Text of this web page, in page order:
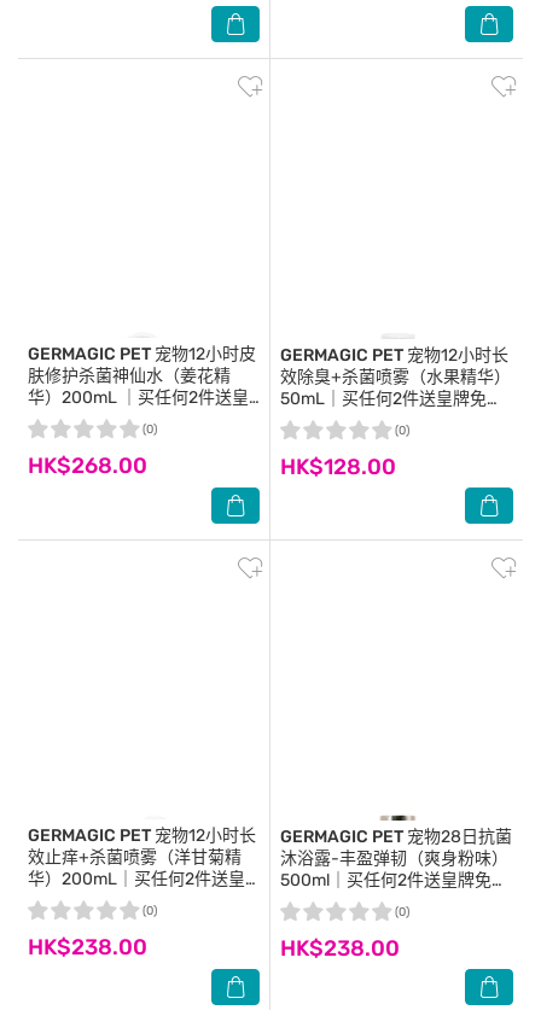
GERMAGIC PET 宠物12小时皮
肤修护杀菌神仙水（姜花精
华）200mL ｜买任何2件送皇
牌免冲洁净手套乙片｜ 商家直
送-5個工作天內送到府上
HK$268.00
(0)
GERMAGIC PET 宠物12小时长
效除臭+杀菌喷雾（水果精华）
50mL｜买任何2件送皇牌免冲
洁净手套乙片｜ 商家直送-5個
工作天內送到府上
HK$128.00
(0)
GERMAGIC PET 宠物12小时长
效止痒+杀菌喷雾（洋甘菊精
华）200mL｜买任何2件送皇
牌免冲洁净手套乙片｜ 商家直
送-5個工作天內送到府上
HK$238.00
(0)
GERMAGIC PET 宠物28日抗菌
沐浴露-丰盈弹韧（爽身粉味）
500ml｜买任何2件送皇牌免冲
洁净手套乙片｜ 商家直送-5個
工作天內送到府上
HK$238.00
(0)